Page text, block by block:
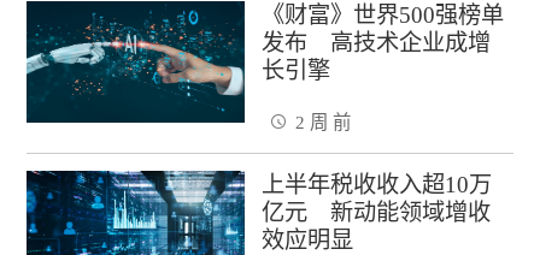
《财富》世界500强榜单
发布 高技术企业成增
长引擎
2 周 前
上半年税收收入超10万
亿元 新动能领域增收
效应明显